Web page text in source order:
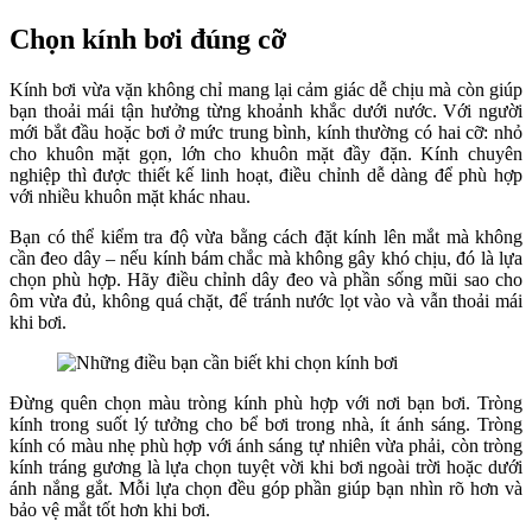
Chọn kính bơi đúng cỡ
Kính bơi vừa vặn không chỉ mang lại cảm giác dễ chịu mà còn giúp
bạn thoải mái tận hưởng từng khoảnh khắc dưới nước. Với người
mới bắt đầu hoặc bơi ở mức trung bình, kính thường có hai cỡ: nhỏ
cho khuôn mặt gọn, lớn cho khuôn mặt đầy đặn. Kính chuyên
nghiệp thì được thiết kế linh hoạt, điều chỉnh dễ dàng để phù hợp
với nhiều khuôn mặt khác nhau.
Bạn có thể kiểm tra độ vừa bằng cách đặt kính lên mắt mà không
cần đeo dây – nếu kính bám chắc mà không gây khó chịu, đó là lựa
chọn phù hợp. Hãy điều chỉnh dây đeo và phần sống mũi sao cho
ôm vừa đủ, không quá chặt, để tránh nước lọt vào và vẫn thoải mái
khi bơi.
Đừng quên chọn màu tròng kính phù hợp với nơi bạn bơi. Tròng
kính trong suốt lý tưởng cho bể bơi trong nhà, ít ánh sáng. Tròng
kính có màu nhẹ phù hợp với ánh sáng tự nhiên vừa phải, còn tròng
kính tráng gương là lựa chọn tuyệt vời khi bơi ngoài trời hoặc dưới
ánh nắng gắt. Mỗi lựa chọn đều góp phần giúp bạn nhìn rõ hơn và
bảo vệ mắt tốt hơn khi bơi.